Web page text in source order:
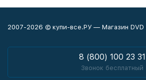
2007-2026 © купи-все.РУ — Магазин DVD
8 (800) 100 23 31
Звонок бесплатный